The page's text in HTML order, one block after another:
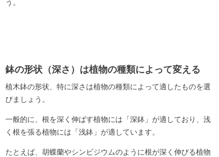
う。
鉢の形状（深さ）は植物の種類によって変える
植木鉢の形状、特に深さは植物の種類によって適したものを選
びましょう。
一般的に、根を深く伸ばす植物には「深鉢」が適しており、浅
く根を張る植物には「浅鉢」が適しています。
たとえば、胡蝶蘭やシンビジウムのように根が深く伸びる植物